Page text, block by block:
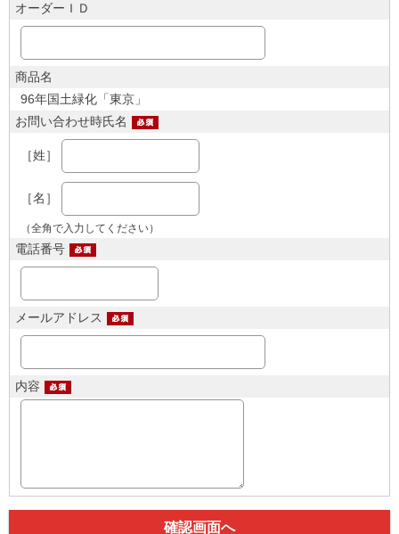
オーダーＩＤ
商品名
96年国土緑化「東京」
お問い合わせ時氏名
［姓］
［名］
（全角で入力してください）
電話番号
メールアドレス
内容